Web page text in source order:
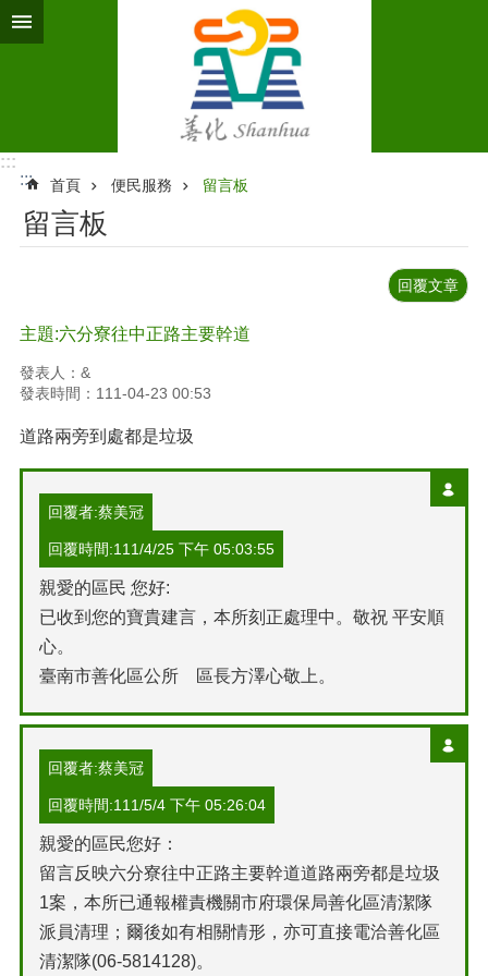
跳到主要內容區塊
:::
:::
首頁 便民服務 留言板
留言板
回覆文章
主題:六分寮往中正路主要幹道
發表人：&
發表時間：111-04-23 00:53
道路兩旁到處都是垃圾
回覆者:蔡美冠
回覆時間:111/4/25 下午 05:03:55
親愛的區民 您好:
已收到您的寶貴建言，本所刻正處理中。敬祝 平安順
心。
臺南市善化區公所 區長方澤心敬上。
回覆者:蔡美冠
回覆時間:111/5/4 下午 05:26:04
親愛的區民您好：
留言反映六分寮往中正路主要幹道道路兩旁都是垃圾
1案，本所已通報權責機關市府環保局善化區清潔隊
派員清理；爾後如有相關情形，亦可直接電洽善化區
清潔隊(06-5814128)。